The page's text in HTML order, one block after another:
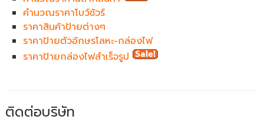
คำนวณราคาโบว์ชัวร์
ราคาสินค้าป้ายต่างๆ
ราคาป้ายตัวอักษรโลหะ-กล่องไฟ
ราคาป้ายกล่องไฟสำเร็จรูป
ติดต่อบริษัท